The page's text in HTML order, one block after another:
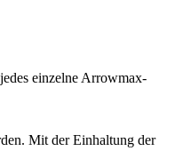
einzelne Arrowmax-
Mit der Einhaltung der